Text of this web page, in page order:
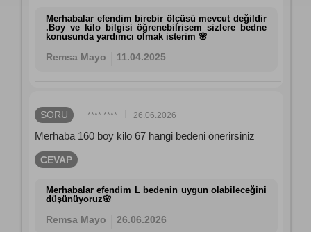
Merhabalar efendim birebir ölçüsü mevcut değildir
.Boy ve kilo bilgisi öğrenebilrisem sizlere bedne
konusunda yardımcı olmak isterim 🌸
Remsa Mayo 11.04.2025
SORU **** **** 26.06.2026
Merhaba 160 boy kilo 67 hangi bedeni önerirsiniz
CEVAP
Merhabalar efendim L bedenin uygun olabileceğini
düşünüyoruz🌸
Remsa Mayo 26.06.2026